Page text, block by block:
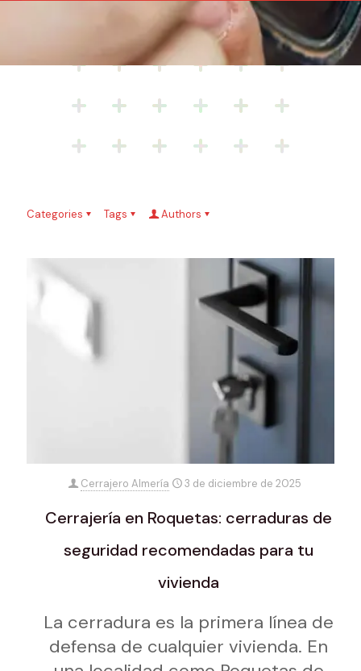
Categories Tags Authors
Cerrajero Almería 3 de diciembre de 2025
Cerrajería en Roquetas: cerraduras de
seguridad recomendadas para tu
vivienda
La cerradura es la primera línea de
defensa de cualquier vivienda. En